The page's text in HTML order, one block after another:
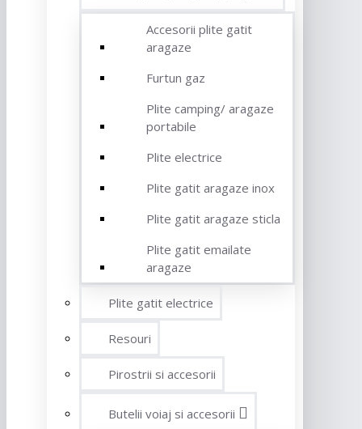
Accesorii plite gatit
aragaze
Furtun gaz
Plite camping/ aragaze
portabile
Plite electrice
Plite gatit aragaze inox
Plite gatit aragaze sticla
Plite gatit emailate
aragaze
Plite gatit electrice
Resouri
Pirostrii si accesorii
Butelii voiaj si accesorii